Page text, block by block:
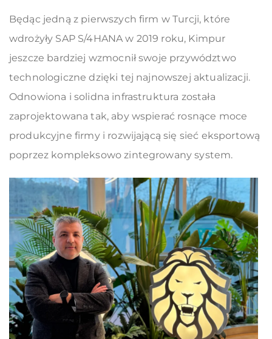
Będąc jedną z pierwszych firm w Turcji, które
wdrożyły SAP S/4HANA w 2019 roku, Kimpur
jeszcze bardziej wzmocnił swoje przywództwo
technologiczne dzięki tej najnowszej aktualizacji.
Odnowiona i solidna infrastruktura została
zaprojektowana tak, aby wspierać rosnące moce
produkcyjne firmy i rozwijającą się sieć eksportową
poprzez kompleksowo zintegrowany system.